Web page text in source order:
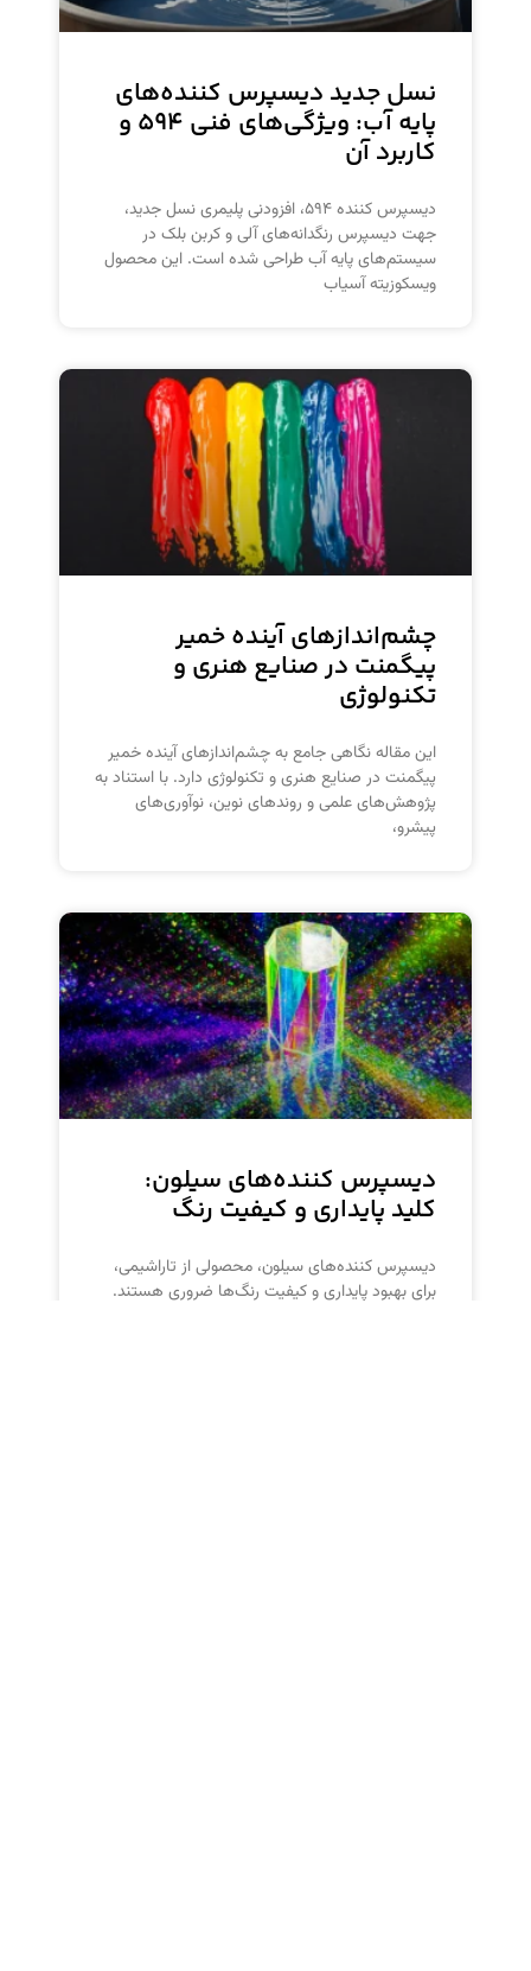
نسل جدید دیسپرس کننده‌های
پایه آب: ویژگی‌های فنی ۵۹۴ و
کاربرد آن
دیسپرس کننده ۵۹۴، افزودنی پلیمری نسل جدید،
جهت دیسپرس رنگدانه‌های آلی و کربن بلک در
سیستم‌های پایه آب طراحی شده است. این محصول
ویسکوزیته آسیاب
چشم‌اندازهای آینده خمیر
پیگمنت در صنایع هنری و
تکنولوژی
این مقاله نگاهی جامع به چشم‌اندازهای آینده خمیر
پیگمنت در صنایع هنری و تکنولوژی دارد. با استناد به
پژوهش‌های علمی و روندهای نوین، نوآوری‌های
پیشرو،
دیسپرس کننده‌های سیلون:
کلید پایداری و کیفیت رنگ
دیسپرس کننده‌های سیلون، محصولی از تاراشیمی،
برای بهبود پایداری و کیفیت رنگ‌ها ضروری هستند.